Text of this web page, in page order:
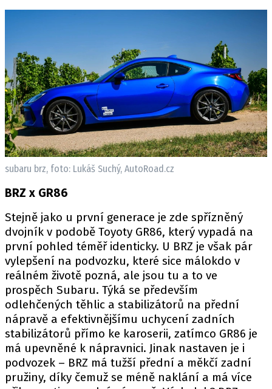
OSOBNÍ ÚDAJE / COOKIES
Provozovatelem serveru autoroad.cz je
INCORP MEDIA GROUP s.r.o., IČ: 118 23 054
subaru brz, foto: Lukáš Suchý, AutoRoad.cz
BRZ x GR86
Stejně jako u první generace je zde spřízněný
dvojník v podobě Toyoty GR86, který vypadá na
první pohled téměř identicky. U BRZ je však pár
vylepšení na podvozku, které sice málokdo v
reálném životě pozná, ale jsou tu a to ve
prospěch Subaru. Týká se především
odlehčených těhlic a stabilizátorů na přední
nápravě a efektivnějšímu uchycení zadních
stabilizátorů přímo ke karoserii, zatímco GR86 je
má upevněné k nápravnici. Jinak nastaven je i
podvozek – BRZ má tužší přední a měkčí zadní
pružiny, díky čemuž se méně naklání a má více